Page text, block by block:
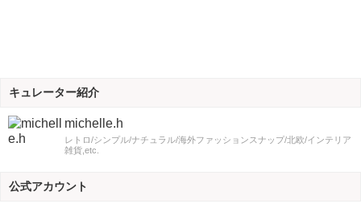
キュレーター紹介
michelle.h
レトロ/シンプル/ナチュラル/海外ファッションスナップ/北欧/インテリア
雑貨,etc.
公式アカウント